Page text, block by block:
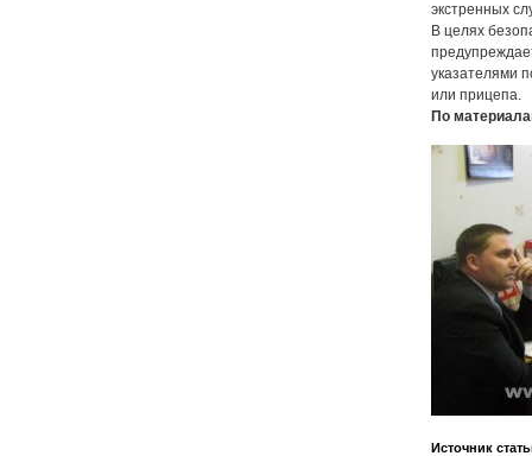
экстренных
В целях
указателями
или прицепа.
По
Источник